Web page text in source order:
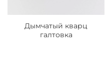
Дымчатый кварц
галтовка